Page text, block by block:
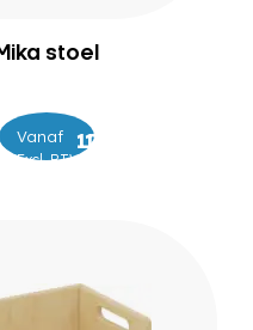
stoel
Vanaf 125
135
Excl. BTW